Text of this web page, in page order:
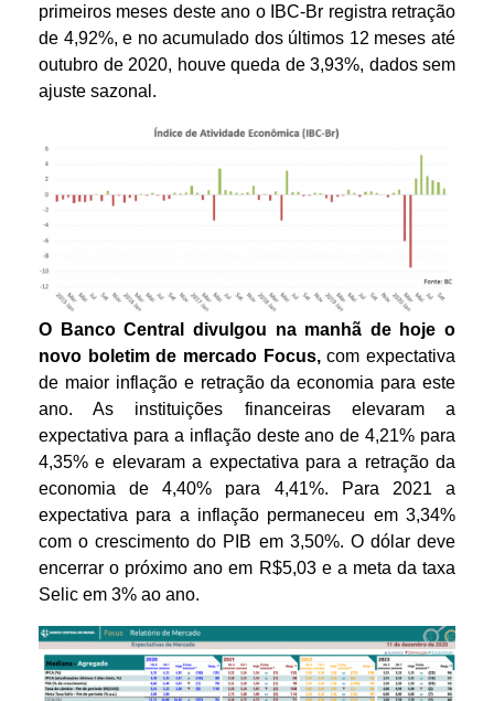
primeiros meses deste ano o IBC-Br registra retração
de 4,92%, e no acumulado dos últimos 12 meses até
outubro de 2020, houve queda de 3,93%, dados sem
ajuste sazonal.
O Banco Central divulgou na manhã de hoje o
novo boletim de mercado Focus,com expectativa
de maior inflação e retração da economia para este
ano. As instituições financeiras elevaram a
expectativa para a inflação deste ano de 4,21% para
4,35% e elevaram a expectativa para a retração da
economia de 4,40% para 4,41%. Para 2021 a
expectativa para a inflação permaneceu em 3,34%
com o crescimento do PIB em 3,50%. O dólar deve
encerrar o próximo ano em R$5,03 e a meta da taxa
Selic em 3% ao ano.